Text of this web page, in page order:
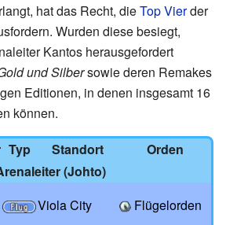
hat das Recht, dieTop Vierder
Wurden diese besiegt,
Kantos herausgefordert
und Silbersowie deren Remakes
Editionen, in denen insgesamt 16
können.
Typ Standort
Orden
(Johto)
Viola City Flügelorden